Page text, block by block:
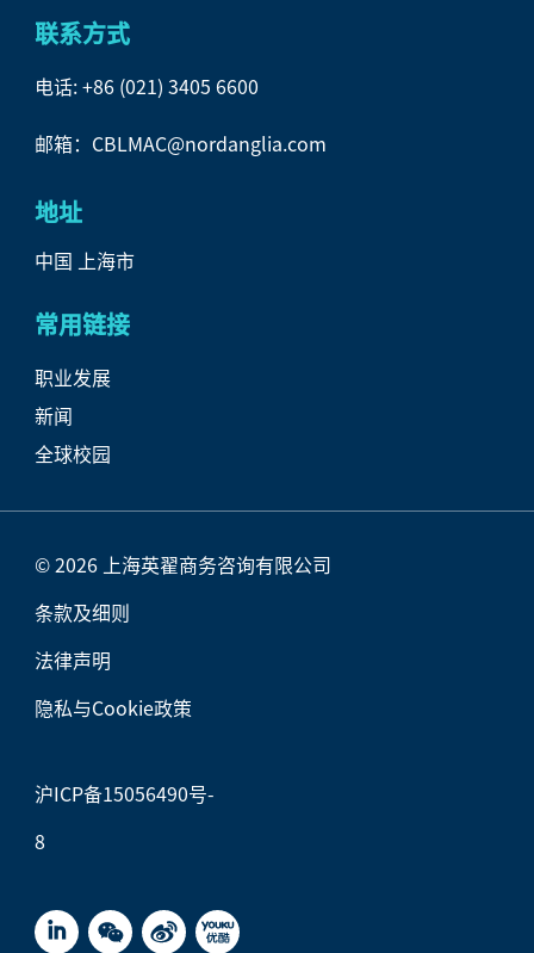
联系方式
电话:+86 (021) 3405 6600
邮箱：CBLMAC@nordanglia.com
地址
中国 上海市
常用链接
职业发展
新闻
全球校园
© 2026 上海英翟商务咨询有限公司
条款及细则
法律声明
隐私与Cookie政策
沪ICP备15056490号-
8